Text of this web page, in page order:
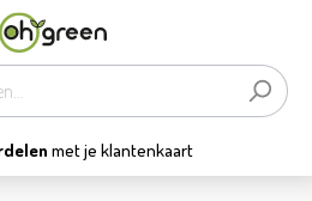
tuincentravan België